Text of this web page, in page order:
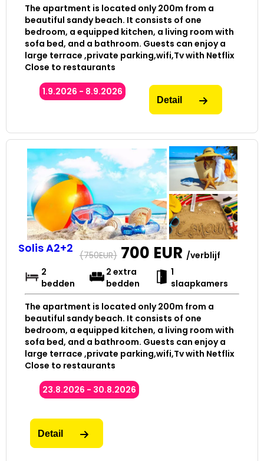
The apartment is located only 200m from a
beautiful sandy beach. It consists of one
bedroom, a equipped kitchen, a living room with
sofa bed, and a bathroom. Guests can enjoy a
large terrace ,private parking,wifi,Tv with Netflix
Close to restaurants
1.9.2026 - 8.9.2026
Detail
Solis A2+2 (750EUR) 700 EUR /verblijf
2
bedden
2 extra
bedden
1
slaapkamers
The apartment is located only 200m from a
beautiful sandy beach. It consists of one
bedroom, a equipped kitchen, a living room with
sofa bed, and a bathroom. Guests can enjoy a
large terrace ,private parking,wifi,Tv with Netflix
Close to restaurants
23.8.2026 - 30.8.2026
Detail